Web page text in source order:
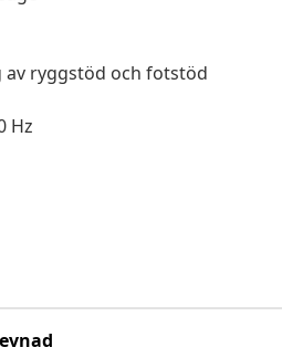
ryggstöd och fotstöd
Hz